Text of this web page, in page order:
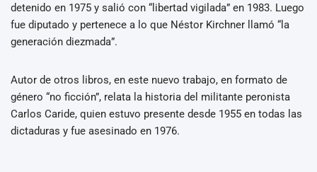
detenido en 1975 y salió con “libertad vigilada” en 1983. Luego
fue diputado y pertenece a lo que Néstor Kirchner llamó “la
generación diezmada”.
Autor de otros libros, en este nuevo trabajo, en formato de
género “no ficción”, relata la historia del militante peronista
Carlos Caride, quien estuvo presente desde 1955 en todas las
dictaduras y fue asesinado en 1976.